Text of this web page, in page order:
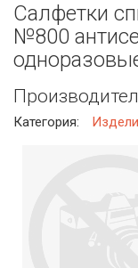
Салфетки
№800
Категория: